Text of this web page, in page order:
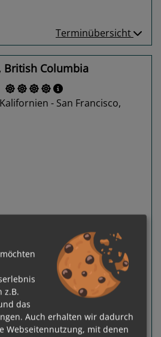
Terminübersicht
British Columbia
- San Francisco,
Next
Preis auf Anfrage
z.B.
das
Auch erhalten wir dadurch
Webseitennutzung, mit denen